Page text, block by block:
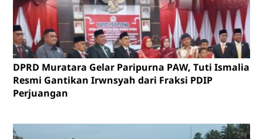
DPRD Muratara Gelar Paripurna PAW, Tuti Ismalia
Resmi Gantikan Irwnsyah dari Fraksi PDIP
Perjuangan